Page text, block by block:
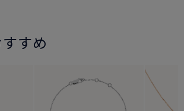
すめ